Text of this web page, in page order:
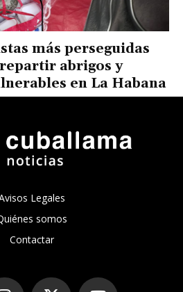
más perseguidas
abrigos y
en La Habana
Legales
somos
Contactar